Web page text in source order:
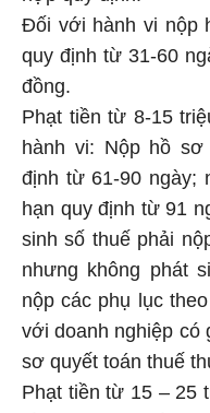
Đối với hành vi nộp
quy định từ 31-60
đồng.
Phạt tiền từ 8-15
hành vi: Nộp hồ
định từ 61-90 ngày;
hạn quy định từ 91
sinh số thuế phải
nhưng không phát
nộp các phụ lục
với doanh nghiệp có
sơ quyết toán thuế
Phạt tiền từ 15 – 25